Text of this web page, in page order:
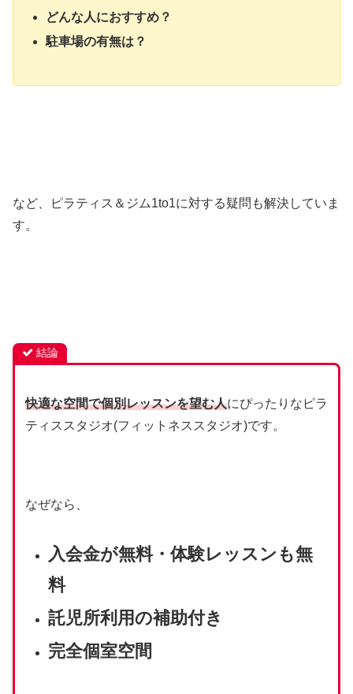
どんな人におすすめ？
駐車場の有無は？
など、ピラティス＆ジム1to1に対する疑問も解決していま
す。
結論
快適な空間で個別レッスンを望む人にぴったりなピラ
ティススタジオ(フィットネススタジオ)です。
なぜなら、
入会金が無料・体験レッスンも無
料
託児所利用の補助付き
完全個室空間